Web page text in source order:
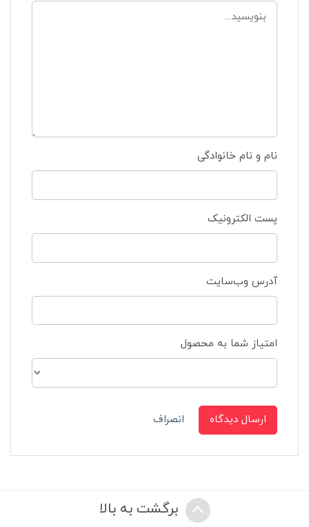
نام و نام خانوادگی
پست الکترونیک
آدرس وب‌سایت
امتیاز شما به محصول
ارسال دیدگاه انصراف
برگشت به بالا